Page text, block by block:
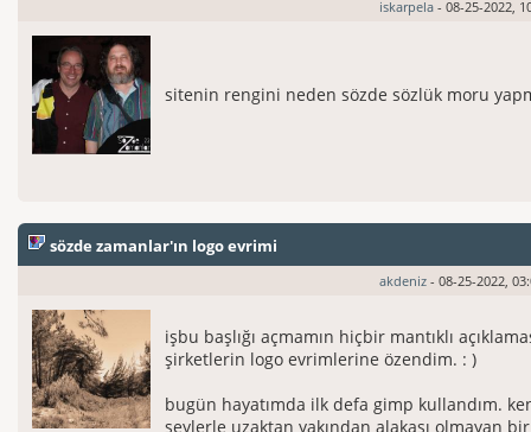
iskarpela - 08-25-2022,
sitenin rengini neden sözde sözlük moru
sözde zamanlar'ın logo evrimi
akdeniz - 08-25-2022,
işbu başlığı açmamın hiçbir mantıklı
şirketlerin logo evrimlerine özendim. : )
bugün hayatımda ilk defa gimp kullandım.
şeylerle uzaktan yakından alakası olmayan